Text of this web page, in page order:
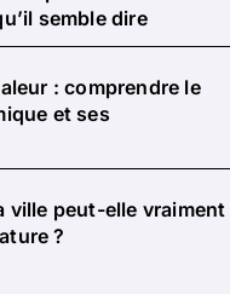
semble dire
: comprendre le
et ses
ville peut-elle vraiment
?